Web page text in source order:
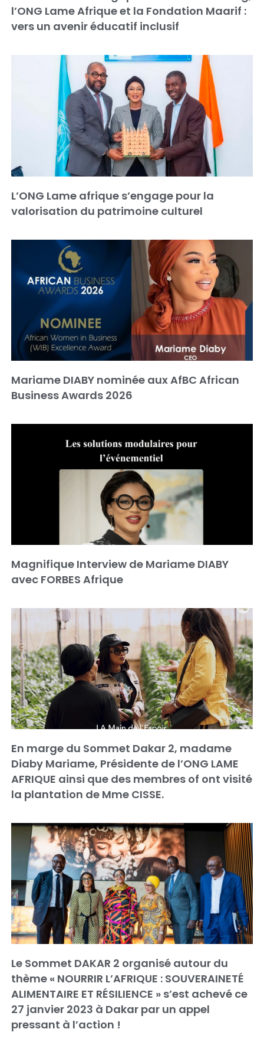
l’ONG Lame Afrique et la Fondation Maarif :
vers un avenir éducatif inclusif
L’ONG Lame afrique s’engage pour la
valorisation du patrimoine culturel
Mariame DIABY nominée aux AfBC African
Business Awards 2026
Magnifique Interview de Mariame DIABY
avec FORBES Afrique
En marge du Sommet Dakar 2, madame
Diaby Mariame, Présidente de l’ONG LAME
AFRIQUE ainsi que des membres of ont visité
la plantation de Mme CISSE.
Le Sommet DAKAR 2 organisé autour du
thème « NOURRIR L’AFRIQUE : SOUVERAINETÉ
ALIMENTAIRE ET RÉSILIENCE » s’est achevé ce
27 janvier 2023 à Dakar par un appel
pressant à l’action !